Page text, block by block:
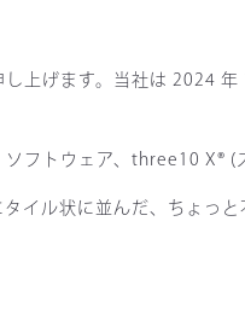
上げます。当社は 2024
フトウェア、three10 X®
イル状に並んだ、ちょっ